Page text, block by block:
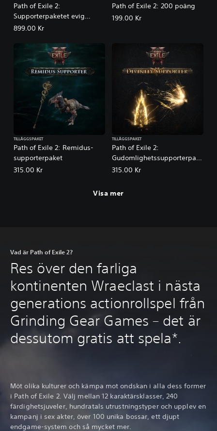
E
x
l
Path of Exile 2:
Supporterpaketet evig
blodplundrare
899.00 Kr
Path of Exile 2: 200 poäng
199.00 Kr
Path of Exile 2: Remidus-
supporterpaket
TILLÄGGSPAKET
315.00 Kr
Path of Exile 2:
Gudomlighetssupporterpake
tet
TILLÄGGSPAKET
315.00 Kr
Visa mer
Vad är Path of Exile 2?
Res över den farliga
kontinenten Wraeclast i nästa
generations actionrollspel från
Grinding Gear Games – det är
dessutom gratis att spela*.
Möt olika kulturer och kämpa mot ondskan i alla dess former
i Path of Exile 2. Välj mellan 12 karaktärsklasser, 240
färdighetsjuveler, hundratals utrustningstyper och upplev en
kampanj i sex akter, över 100 unika bossar, ett djupt
endgame-system och så mycket mer.